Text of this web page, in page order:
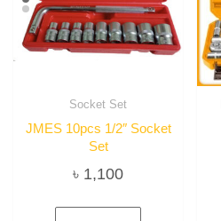
Socket Set
JMES 10pcs 1/2″ Socket
Set
৳ 1,100